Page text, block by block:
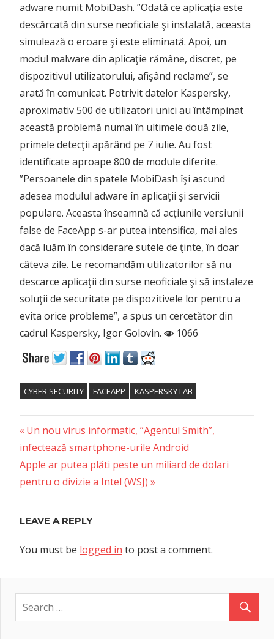
adware numit MobiDash. ”Odată ce aplicaţia este
descărcată din surse neoficiale şi instalată, aceasta
simulează o eroare şi este eliminată. Apoi, un
modul malware din aplicaţie rămâne, discret, pe
dispozitivul utilizatorului, afişând reclame”, se
arată în comunicat. Potrivit datelor Kaspersky,
aproximativ 500 de utilizatori unici au întâmpinat
această problemă numai în ultimele două zile,
primele detecţii apărând pe 7 iulie. Au fost
identificate aproape 800 de module diferite.
”Persoanele din spatele MobiDash îşi ascund
adesea modulul adware în aplicaţii şi servicii
populare. Aceasta înseamnă că acţiunile versiunii
false de FaceApp s-ar putea intensifica, mai ales
dacă luăm în considerare sutele de ţinte, în doar
câteva zile. Le recomandăm utilizatorilor să nu
descarce aplicaţii din surse neoficiale şi să instaleze
soluţii de securitate pe dispozitivele lor pentru a
evita orice probleme”, a spus un cercetător din
cadrul Kaspersky, Igor Golovin.
1066
CYBER SECURITY FACEAPP KASPERSKY LAB
Post
navigation
Previous
Post:
Un nou virus informatic, ”Agentul Smith”,
infectează smartphone-urile Android
Next
Post:
Apple ar putea plăti peste un miliard de dolari
pentru o divizie a Intel (WSJ)
LEAVE A REPLY
You must be logged in to post a comment.